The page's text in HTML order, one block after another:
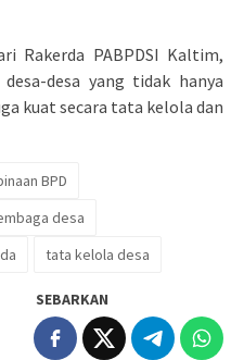
Rakerda PABPDSI Kaltim,
desa yang tidak hanya
kuat secara tata kelola dan
BPD
desa
tata kelola desa
SEBARKAN